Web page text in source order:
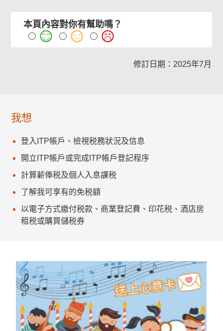
本頁內容對你有幫助嗎？
修訂日期：2025年7月
我想
登入ITP帳戶、檢視税務狀況及信息
開立ITP帳戶或完成ITP帳戶登記程序
計算薪俸税及個人入息課税
了解我可享有的免税額
以電子方式繳付税款、商業登記費、印花税、酒店房
租税或購買儲税券